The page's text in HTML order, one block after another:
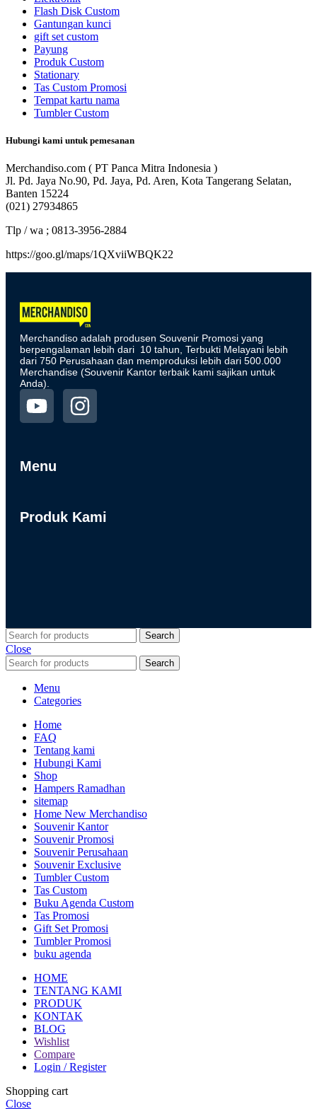
Flash Disk Custom
Gantungan kunci
gift set custom
Payung
Produk Custom
Stationary
Tas Custom Promosi
Tempat kartu nama
Tumbler Custom
Hubungi kami untuk pemesanan
Merchandiso.com ( PT Panca Mitra Indonesia )
Jl. Pd. Jaya No.90, Pd. Jaya, Pd. Aren, Kota Tangerang Selatan,
Banten 15224
(021) 27934865
Tlp / wa ; 0813-3956-2884
https://goo.gl/maps/1QXviiWBQK22
Merchandiso adalah produsen Souvenir Promosi yang
berpengalaman lebih dari 10 tahun, Terbukti Melayani lebih
dari 750 Perusahaan dan memproduksi lebih dari 500.000
Merchandise (Souvenir Kantor terbaik kami sajikan untuk
Anda).
Menu
Produk Kami
Search
Close
Search
Menu
Categories
Home
FAQ
Tentang kami
Hubungi Kami
Shop
Hampers Ramadhan
sitemap
Home New Merchandiso
Souvenir Kantor
Souvenir Promosi
Souvenir Perusahaan
Souvenir Exclusive
Tumbler Custom
Tas Custom
Buku Agenda Custom
Tas Promosi
Gift Set Promosi
Tumbler Promosi
buku agenda
HOME
TENTANG KAMI
PRODUK
KONTAK
BLOG
Wishlist
Compare
Login / Register
Shopping cart
Close